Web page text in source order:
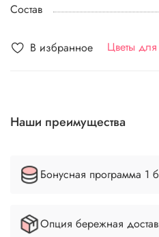
В избранное Цветы
Состав
Наши преимущества
Бонусная программа 1
Опция бережная